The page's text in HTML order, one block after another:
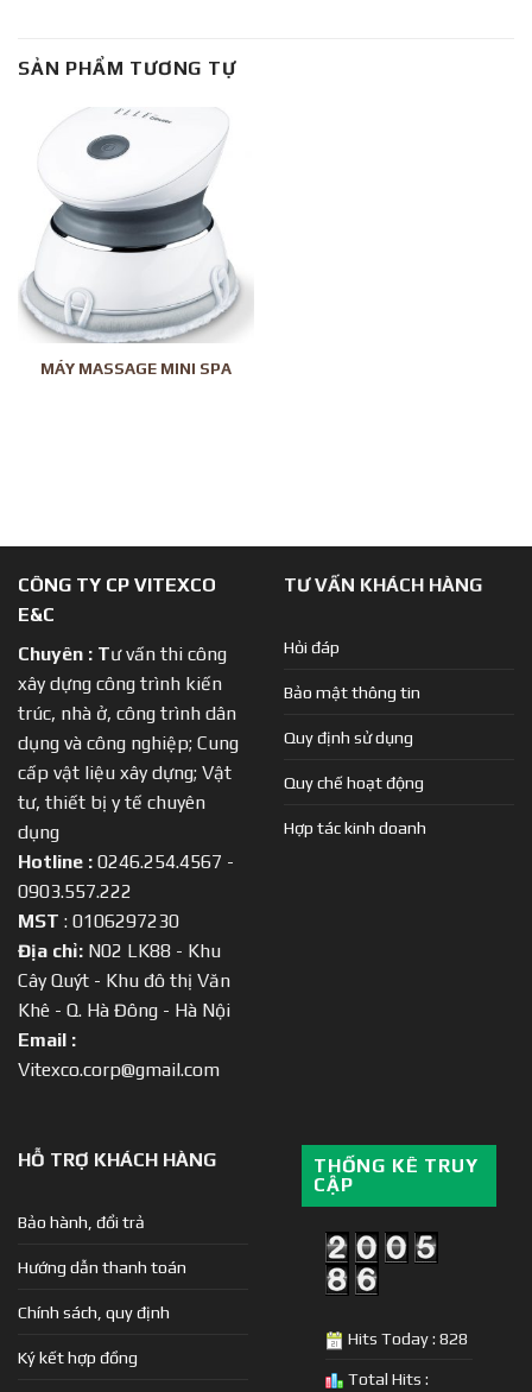
SẢN PHẨM TƯƠNG TỰ
MÁY MASSAGE MINI SPA
CÔNG TY CP VITEXCO
E&C
Chuyên : Tư vấn thi công
xây dựng công trình kiến
trúc, nhà ở, công trình dân
dụng và công nghiệp; Cung
cấp vật liệu xây dựng; Vật
tư, thiết bị y tế chuyên
dụng
Hotline : 0246.254.4567 -
0903.557.222
MST : 0106297230
Địa chỉ: N02 LK88 - Khu
Cây Quýt - Khu đô thị Văn
Khê - Q. Hà Đông - Hà Nội
Email :
Vitexco.corp@gmail.com
TƯ VẤN KHÁCH HÀNG
Hỏi đáp
Bảo mật thông tin
Quy định sử dụng
Quy chế hoạt động
Hợp tác kinh doanh
HỖ TRỢ KHÁCH HÀNG
Bảo hành, đổi trả
Hướng dẫn thanh toán
Chính sách, quy định
Ký kết hợp đồng
THỐNG KÊ TRUY
CẬP
Hits Today : 828
Total Hits :